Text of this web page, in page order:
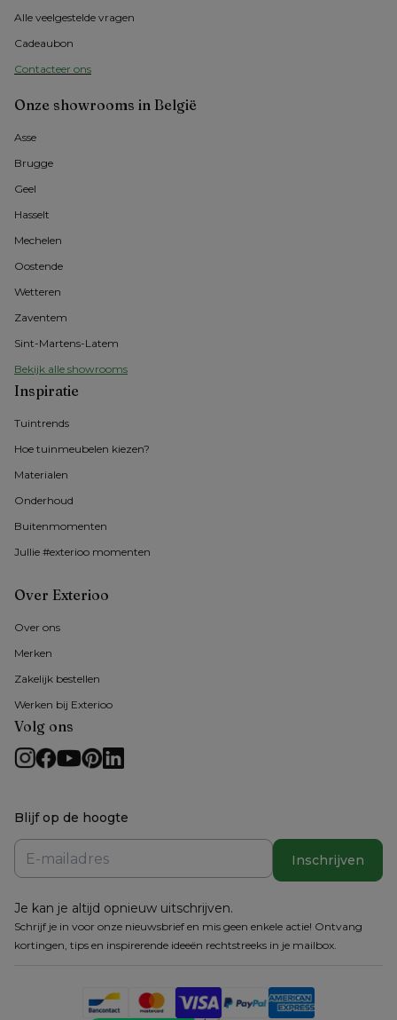
Alle veelgestelde vragen
Cadeaubon
Contacteer ons
Onze showrooms in België
Asse
Brugge
Geel
Hasselt
Mechelen
Oostende
Wetteren
Zaventem
Sint-Martens-Latem
Bekijk alle showrooms
Inspiratie
Tuintrends
Hoe tuinmeubelen kiezen?
Materialen
Onderhoud
Buitenmomenten
Jullie #exterioo momenten
Over Exterioo
Over ons
Merken
Zakelijk bestellen
Werken bij Exterioo
Volg ons
Blijf op de hoogte
Inschrijven
Je kan je altijd opnieuw uitschrijven.
Schrijf je in voor onze nieuwsbrief en mis geen enkele actie! Ontvang
kortingen, tips en inspirerende ideeën rechtstreeks in je mailbox.